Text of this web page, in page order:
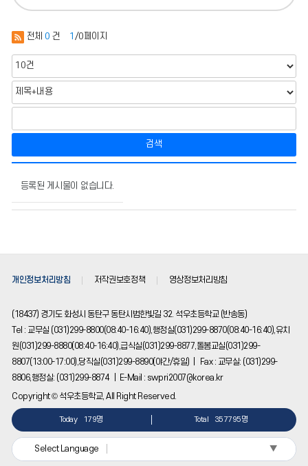
전체 0 건 1 /0페이지
검색
개
실
게
물
호,
제
목,
작
성
등
록
일,
조
등록된 게시물이 없습니다.
개인정보처리방침 저작권보호정책 영상정보처리방침
(18437) 경기도 화성시 동탄구 동탄시범한빛길 32. 석우초등학교 (반송동)
Tel : 교무실 (031)299-8800(08:40-16:40),행정실(031)299-8870(08:40-16:40),유치
원(031)299-8880(08:40-16:40),급식실(031)299-8877,돌봄교실(031)299-
8807(13:00-17:00),당직실(031)299-8890(야간/휴일) | Fax : 교무실: (031)299-
8806,행정실: (031)299-8874 | E-Mail : swpri2007@korea.kr
Copyright © 석우초등학교, All Right Reserved.
Today 179명 Total 357795명
Select Language ▼